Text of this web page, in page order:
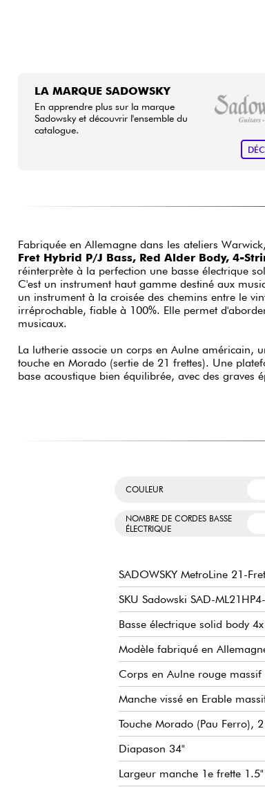
LA MARQUE SADOWSKY
En apprendre plus sur la marque
Sadowsky et découvrir l'ensemble du
catalogue.
Fabriquée en Allemagne dans les ateliers
Fret Hybrid P/J Bass, Red Alder Body, 4-
réinterprète à la perfection une basse électrique
C'est un instrument haut gamme destiné aux
un instrument à la croisée des chemins entre le
irréprochable, fiable à 100%. Elle permet
musicaux.
La lutherie associe un corps en Aulne américain,
touche en Morado (sertie de 21 frettes). Une
base acoustique bien équilibrée, avec des graves
COULEUR
NOMBRE DE CORDES BASSE
ÉLECTRIQUE
SADOWSKY MetroLine 21-
SKU Sadowski SAD-
Basse électrique solid body
Modèle fabriqué en
Corps en Aulne rouge massif
Manche vissé en Erable
Touche Morado (Pau Ferro),
Diapason 34"
Largeur manche 1e frette